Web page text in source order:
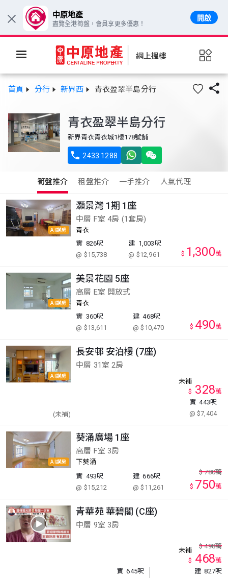
網上搵樓
首頁 分行 新界西 青衣盈翠半島分行 
青衣盈翠半島分行
新界青衣青衣城1樓178號舖
 2433 1288
筍盤推介 租盤推介 一手推介 人氣代理
AI講房
灝景灣 1期 1座
中層 F室 4房 (1套房)
青衣
實 826呎
@ $15,738
建 1,003呎
@ $12,961
$ 1,300萬
AI講房
美景花園 5座
高層 E室 開放式
青衣
實 360呎
@ $13,611
建 468呎
@ $10,470
$ 490萬
AI講房
(未補)
長安邨 安泊樓 (7座)
中層 31室 2房
實 443呎
@ $7,404
未補
$ 328萬
AI講房
葵涌廣場 1座
高層 F室 3房
下葵涌
實 493呎
@ $15,212
建 666呎
@ $11,261
$ 780萬
$ 750萬
青華苑 華碧閣 (C座)
中層 9室 3房
實 645呎
建 827呎
$ 498萬
未補
$ 468萬
× 中原地產
盡覽全港筍盤，會員享更多優惠！
開啟